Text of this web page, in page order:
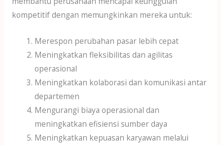
kompetitif dengan memungkinkan mereka untuk:
Merespon perubahan pasar lebih cepat
Meningkatkan fleksibilitas dan agilitas
operasional
Meningkatkan kolaborasi dan komunikasi antar
departemen
Mengurangi biaya operasional dan
meningkatkan efisiensi sumber daya
Meningkatkan kepuasan karyawan melalui